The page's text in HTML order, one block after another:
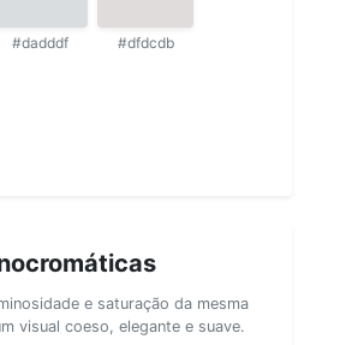
#dadddf #dfdcdb
e saturação da mesma
visual coeso, elegante e suave.